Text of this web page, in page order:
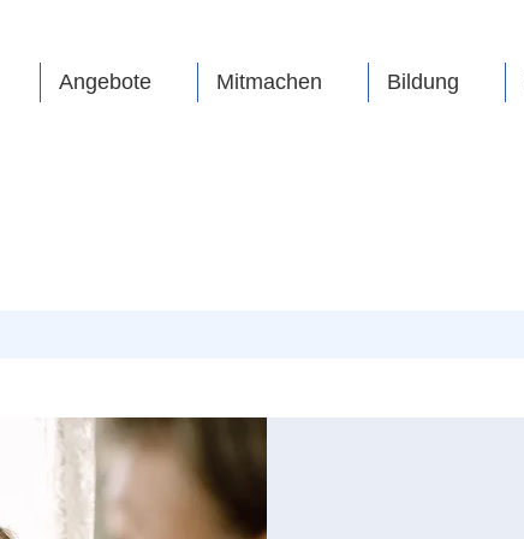
Angebote Mitmachen Bildung